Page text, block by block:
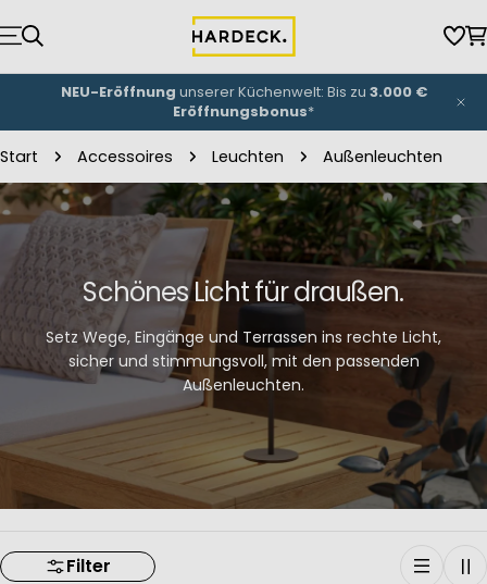
Inhalt
springen
NEU-Eröffnung unserer Küchenwelt: Bis zu 3.000 €
Eröffnungsbonus*
Start Accessoires Leuchten Außenleuchten
Schönes Licht für draußen.
Setz Wege, Eingänge und Terrassen ins rechte Licht,
sicher und stimmungsvoll, mit den passenden
Außenleuchten.
Filter